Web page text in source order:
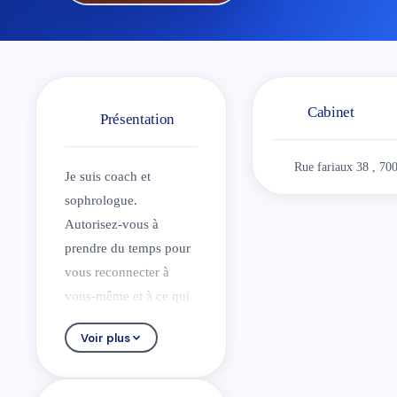
Présentation
Je suis coach et
sophrologue.
Autorisez-vous à
prendre du temps pour
vous reconnecter à
vous-même et à ce qui
est important pour
vous.Voir plus
Cabinet
Rue fariaux 38 ,